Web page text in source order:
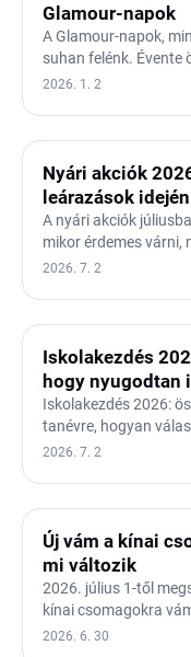
Glamour-napok
A Glamour-napok,
suhan felénk. Évente
magazin…
2026. 1. 2
Nyári akciók
leárazások idején
A nyári akciók
mikor érdemes várni,
nyári…
2026. 7. 2
Iskolakezdés
hogy nyugodtan
Iskolakezdés 2026:
tanévre, hogyan
2026. 7. 2
Új vám a kínai
mi változik
2026. július 1-től
kínai csomagokra
2026. 6. 30